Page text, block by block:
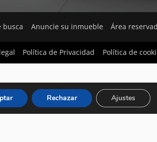
busca Anuncie su inmueble Área
Política de Privacidad Política de
Rechazar Ajustes